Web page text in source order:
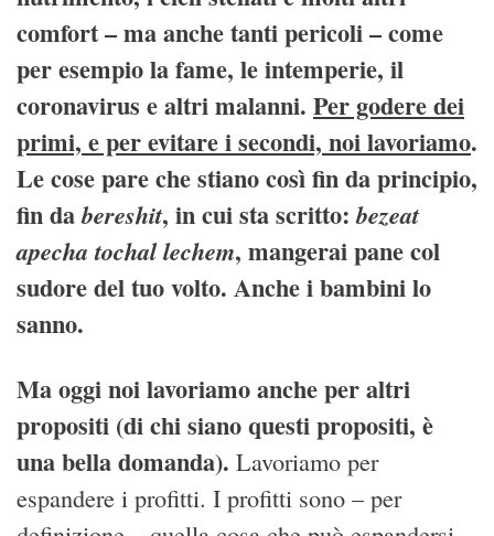
comfort – ma anche tanti pericoli – come
per esempio la fame, le intemperie, il
coronavirus e altri malanni. Per godere dei
primi, e per evitare i secondi, noi lavoriamo.
Le cose pare che stiano così fin da principio,
fin dabereshit, in cui sta scritto:bezeat
apecha tochal lechem, mangerai pane col
sudore del tuo volto. Anche i bambini lo
sanno.
Ma oggi noi lavoriamo anche per altri
propositi (di chi siano questi propositi, è
una bella domanda). Lavoriamo per
espandere i profitti. I profitti sono – per